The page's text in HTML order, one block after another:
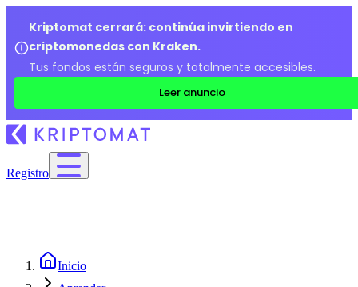
Kriptomat cerrará: continúa invirtiendo en
criptomonedas con Kraken.
Tus fondos están seguros y totalmente accesibles.
Leer anuncio
Registro
Inicio